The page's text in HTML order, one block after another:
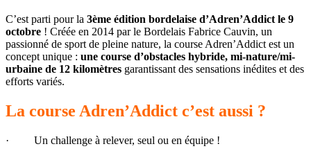
C’est parti pour la 3ème édition bordelaise d’Adren’Addict le 9
octobre ! Créée en 2014 par le Bordelais Fabrice Cauvin, un
passionné de sport de pleine nature, la course Adren’Addict est un
concept unique : une course d’obstacles hybride, mi-nature/mi-
urbaine de 12 kilomètres garantissant des sensations inédites et des
efforts variés.
La course Adren’Addict c’est aussi ?
· Un challenge à relever, seul ou en équipe !